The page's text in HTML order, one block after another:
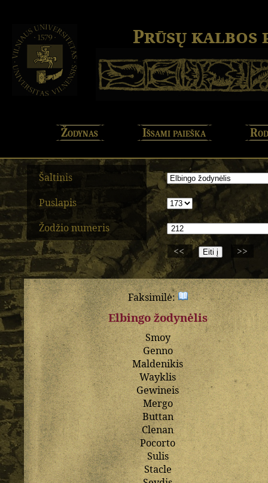
Prūsų kalbos
Žodynas Išsami paieška
Šaltinis
Puslapis
Žodžio numeris
<<
>>
Faksimilė:
Elbingo žodynėlis
Smoy
Genno
Maldenikis
Wayklis
Gewineis
Mergo
Buttan
Clenan
Pocorto
Sulis
Stacle